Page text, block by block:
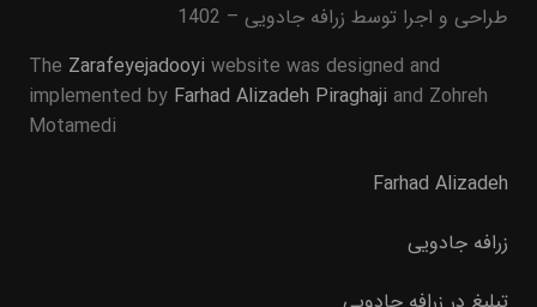
طراحی و اجرا توسط زرافه جادویی – 1402
The Zarafeyejadooyi website was designed and
implemented by Farhad Alizadeh Piraghaji and Zohreh
Motamedi
Farhad Alizadeh
زرافه جادویی